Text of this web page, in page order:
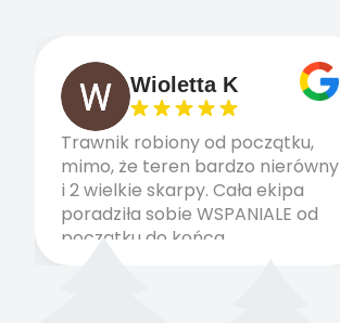
Wioletta K
Trawnik robiony od początku,
mimo, że teren bardzo nierówny
i 2 wielkie skarpy. Cała ekipa
poradziła sobie WSPANIALE od
początku do końca,
profesionalny sprzęt, panowie